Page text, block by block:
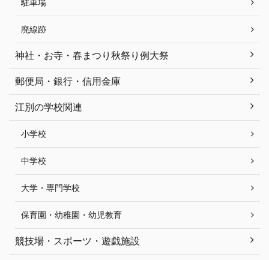
駐車場
廃線跡
神社・お寺・春まつり秋祭り例大祭
郵便局・銀行・信用金庫
江別の学校関連
小学校
中学校
大学・専門学校
保育園・幼稚園・幼児教育
競技場・スポーツ・遊戯施設